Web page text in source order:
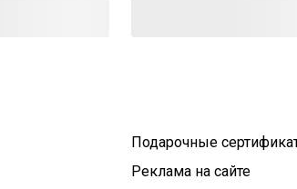
Подарочные
Реклама на сайте